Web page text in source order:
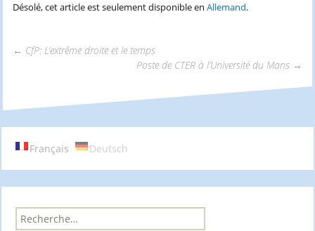
Désolé, cet article est seulement disponible en Allemand.
Navigation
des
articles
← CfP: L’extrême droite et le temps
Poste de CTER à l’Université du Mans →
Français Deutsch
R
e